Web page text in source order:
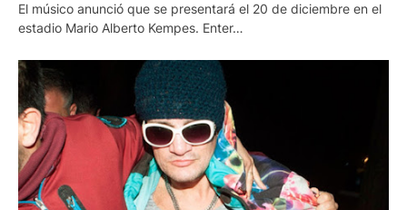
El músico anunció que se presentará el 20 de diciembre en el
estadio Mario Alberto Kempes. Enter…